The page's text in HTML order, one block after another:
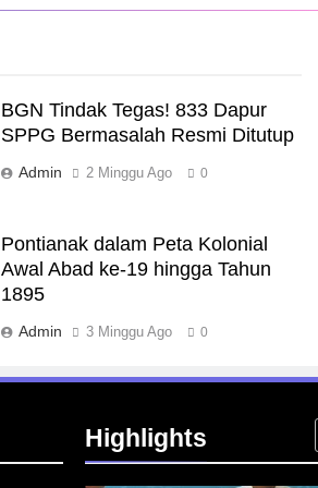
BGN Tindak Tegas! 833 Dapur
SPPG Bermasalah Resmi Ditutup
Admin 2 Minggu Ago 0
Pontianak dalam Peta Kolonial
Awal Abad ke-19 hingga Tahun
1895
Admin 3 Minggu Ago 0
Highlights